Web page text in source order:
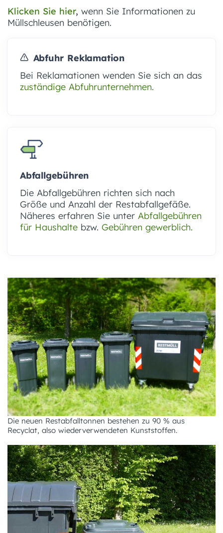
Klicken Sie hier, wenn Sie Informationen zu
Müllschleusen benötigen.
Abfuhr Reklamation
Bei Reklamationen wenden Sie sich an das
zuständige Abfuhrunternehmen.
Abfallgebühren
Die Abfallgebühren richten sich nach
Größe und Anzahl der Restabfallgefäße.
Näheres erfahren Sie unter Abfallgebühren
für Haushalte bzw. Gebühren gewerblich.
Die neuen Restabfalltonnen bestehen zu 90 % aus
Recyclat, also wiederverwendeten Kunststoffen.